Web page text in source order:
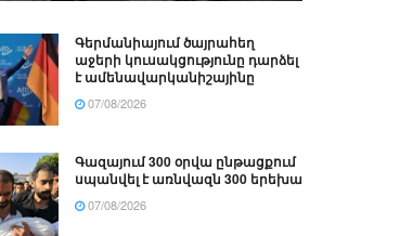
Գերմանիայում ծայրահեղ
աջերի կուսակցությունը դարձել
է ամենավարկանիշայինը
07/08/2026
Գազայում 300 օրվա ընթացքում
սպանվել է առնվազն 300 երեխա
07/08/2026